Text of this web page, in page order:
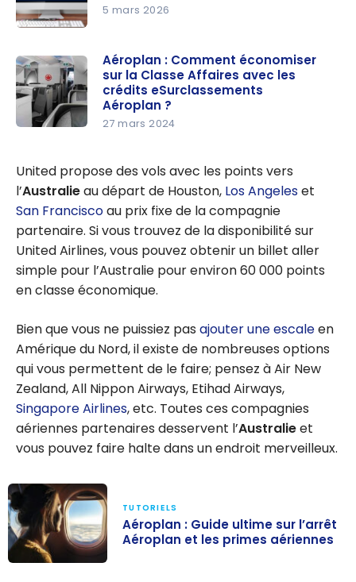
r : l’outil
ultime pour
optimiser
la
5 mars 2026
économise
r sur la
Classe
Affaires
avec les
crédits
eSurclasse
Aéroplan ?
Aéroplan : Comment économiser
sur la Classe Affaires avec les
crédits eSurclassements
Aéroplan ?
27 mars 2024
United propose des vols avec les points vers
l’Australieau départ de Houston, Los Angeleset
San Franciscoau prix fixe de la compagnie
partenaire. Si vous trouvez de la disponibilité sur
United Airlines, vous pouvez obtenir un billet aller
simple pour l’Australie pour environ 60 000 points
en classe économique.
Bien que vous ne puissiez pas ajouter une escaleen
Amérique du Nord, il existe de nombreuses options
qui vous permettent de le faire; pensez à Air New
Zealand, All Nippon Airways, Etihad Airways,
Singapore Airlines, etc. Toutes ces compagnies
aériennes partenaires desservent l’Australieet
vous pouvez faire halte dans un endroit merveilleux.
TUTORIELS
Aéroplan : Guide ultime sur l’arrêt
Aéroplan et les primes aériennes